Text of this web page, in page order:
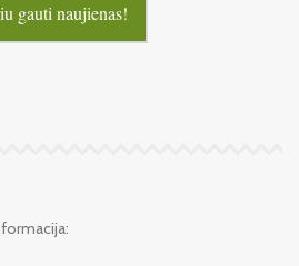
gauti naujienas!